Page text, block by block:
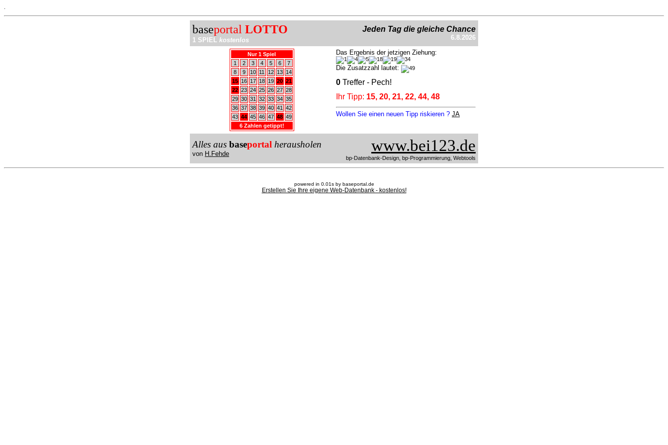
baseportal LOTTO
1 SPIEL kostenlos
Jeden Tag die gleiche Chance
6.8.2026
Nur 1 Spiel
1
2 3 4 5 6
7
8
9 10 11 12 13
14
15
16 17 18 19 20 21
22 23 24 25 26 27 28
29 30 31 32 33 34 35
36 37 38 39 40 41
42
43 44 45 46 47 48 49
6 Zahlen getippt!
Das Ergebnis der jetzigen Ziehung:
Die Zusatzzahl lautet:
0 Treffer - Pech!
Ihr Tipp: 15, 20, 21, 22, 44, 48
Wollen Sie einen neuen Tipp riskieren ? JA
Alles aus baseportal herausholen
von H.Fehde www.bei123.de
bp-Datenbank-Design, bp-Programmierung, Webtools
powered in 0.01s by baseportal.de
Erstellen Sie Ihre eigene Web-Datenbank - kostenlos!